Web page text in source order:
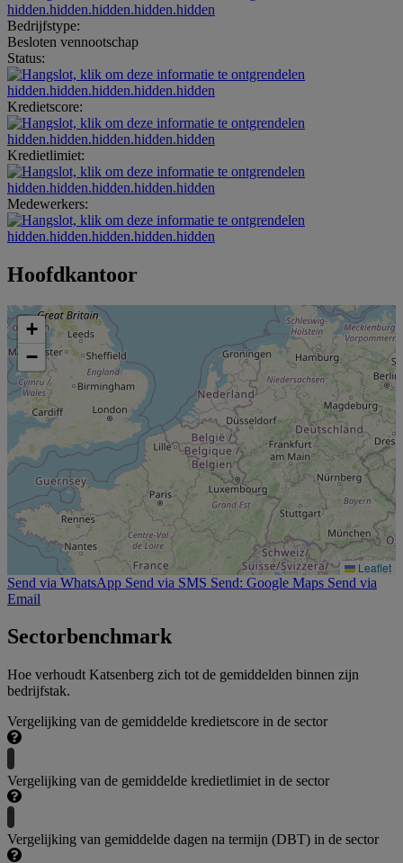
hidden.hidden.hidden.hidden.hidden
Bedrijfstype:
Besloten vennootschap
Status:
hidden.hidden.hidden.hidden.hidden
Kredietscore:
hidden.hidden.hidden.hidden.hidden
Kredietlimiet:
hidden.hidden.hidden.hidden.hidden
Medewerkers:
hidden.hidden.hidden.hidden.hidden
Hoofdkantoor
+
−
Leaflet
Send via WhatsApp Send via SMS Send: Google Maps Send via
Email
Sectorbenchmark
Hoe verhoudt Katsenberg zich tot de gemiddelden binnen zijn
bedrijfstak.
Vergelijking van de gemiddelde kredietscore in de sector
Vergelijking van de gemiddelde kredietlimiet in de sector
Vergelijking van gemiddelde dagen na termijn (DBT) in de sector